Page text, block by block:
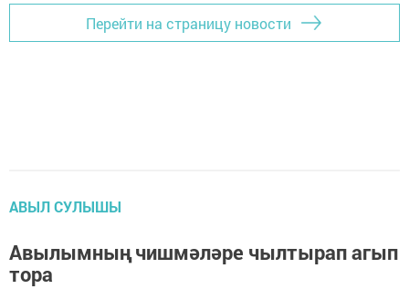
Перейти на страницу новости
АВЫЛ СУЛЫШЫ
Авылымның чишмәләре чылтырап агып
тора